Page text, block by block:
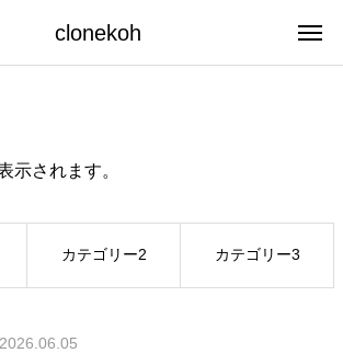
clonekoh
示されます。
カテゴリー2 カテゴリー3
2026.06.05